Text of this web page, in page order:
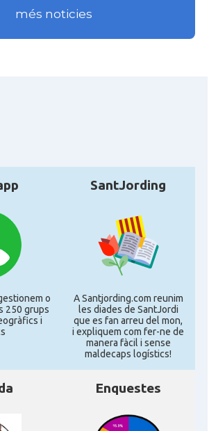
més noticies
o
250 grups
i
SantJording
A Santjording.com reunim
les diades de SantJordi
que es fan arreu del mon,
i expliquem com fer-ne de
manera fàcil i sense
maldecaps logí­stics!
Enquestes